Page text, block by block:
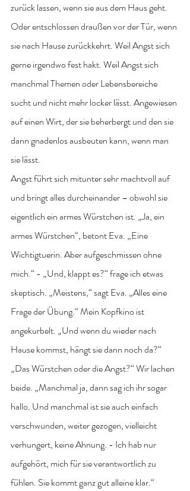
zurück lassen, wenn sie aus dem Haus geht.
Oder entschlossen draußen vor der Tür, wenn
sie nach Hause zurückkehrt. Weil Angst sich
gerne irgendwo fest hakt. Weil Angst sich
manchmal Themen oder Lebensbereiche
sucht und nicht mehr locker lässt. Angewiesen
auf einen Wirt, der sie beherbergt und den sie
dann gnadenlos ausbeuten kann, wenn man
sie lässt.
Angst führt sich mitunter sehr machtvoll auf
und bringt alles durcheinander – obwohl sie
eigentlich ein armes Würstchen ist. „Ja, ein
armes Würstchen“, betont Eva. „Eine
Wichtigtuerin. Aber aufgeschmissen ohne
mich.“ - „Und, klappt es?“ frage ich etwas
skeptisch. „Meistens,“ sagt Eva. „Alles eine
Frage der Übung.“ Mein Kopfkino ist
angekurbelt. „Und wenn du wieder nach
Hause kommst, hängt sie dann noch da?“
„Das Würstchen oder die Angst?“ Wir lachen
beide. „Manchmal ja, dann sag ich ihr sogar
hallo. Und manchmal ist sie auch einfach
verschwunden, weiter gezogen, vielleicht
verhungert, keine Ahnung. - Ich hab nur
aufgehört, mich für sie verantwortlich zu
fühlen. Sie kommt ganz gut alleine klar.“